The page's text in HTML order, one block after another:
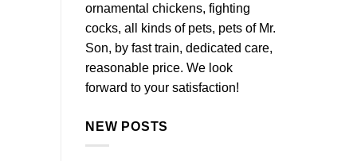
ornamental chickens, fighting
cocks, all kinds of pets, pets of Mr.
Son, by fast train, dedicated care,
reasonable price. We look
forward to your satisfaction!
NEW POSTS